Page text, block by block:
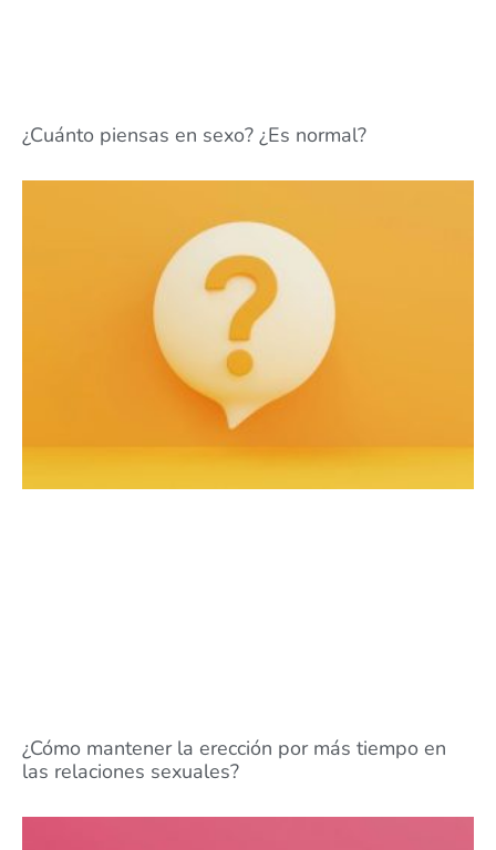
¿Cuánto piensas en sexo? ¿Es normal?
¿Cómo mantener la erección por más tiempo en
las relaciones sexuales?